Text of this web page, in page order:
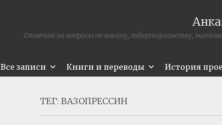
Отвечаю на вопросы по анкапу, либертарианству,
Все записи Книги и переводы История
ТЕГ: ВАЗОПРЕССИН